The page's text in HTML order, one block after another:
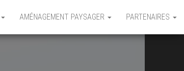
AMÉNAGEMENT PAYSAGER PARTENAIRES